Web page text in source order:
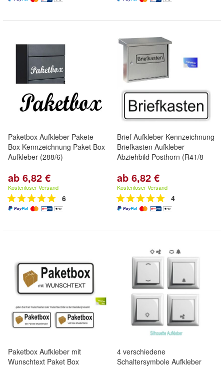
Paketbox Aufkleber Pakete
Box Kennzeichnung Paket Box
Aufkleber (288/6)
ab 6,82 €
Kostenloser Versand
6
Brief Aufkleber Kennzeichnung
Briefkasten Aufkleber
Abziehbild Posthorn (R41/8
ab 6,82 €
Kostenloser Versand
4
Paketbox Aufkleber mit
Wunschtext Paket Box
4 verschiedene
Schaltersymbole Aufkleber